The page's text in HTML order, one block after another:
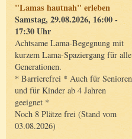
"Lamas hautnah" erleben
Samstag, 29.08.2026, 16:00 -
17:30 Uhr
Achtsame Lama-Begegnung mit
kurzem Lama-Spaziergang für alle
Generationen.
* Barrierefrei * Auch für Senioren
und für Kinder ab 4 Jahren
geeignet *
Noch 8 Plätze frei (Stand vom
03.08.2026)